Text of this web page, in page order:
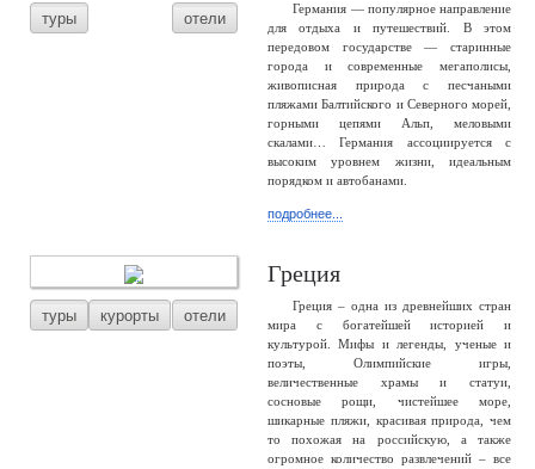
туры отели
Германия — популярное направление
для отдыха и путешествий. В этом
передовом государстве — старинные
города и современные мегаполисы,
живописная природа с песчаными
пляжами Балтийского и Северного морей,
горными цепями Альп, меловыми
скалами… Германия ассоциируется с
высоким уровнем жизни, идеальным
порядком и автобанами.
подробнее...
туры курорты отели
Греция
Греция – одна из древнейших стран
мира с богатейшей историей и
культурой. Мифы и легенды, ученые и
поэты, Олимпийские игры,
величественные храмы и статуи,
сосновые рощи, чистейшее море,
шикарные пляжи, красивая природа, чем
то похожая на российскую, а также
огромное количество развлечений – все